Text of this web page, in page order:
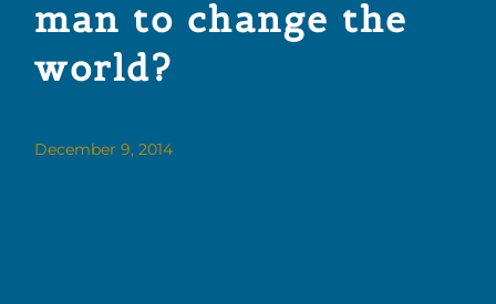
man to change the
world?
December 9, 2014